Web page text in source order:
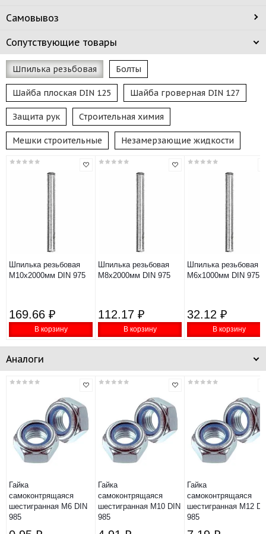
Самовывоз
Сопутствующие товары
Шпилька резьбовая Болты
Шайба плоская DIN 125 Шайба гроверная DIN 127
Защита рук Строительная химия
Мешки строительные Незамерзающие жидкости
Шпилька резьбовая
М10х2000мм DIN 975
169.66 ₽
В корзину
Шпилька резьбовая
М8х2000мм DIN 975
112.17 ₽
В корзину
Шпилька резьбовая
М6х1000мм DIN 975
32.12 ₽
В корзину
Аналоги
Гайка
самоконтрящаяся
шестигранная М6 DIN
985
Гайка
самоконтрящаяся
шестигранная М10 DIN
985
Гайка
самоконтрящаяся
шестигранная М12
985